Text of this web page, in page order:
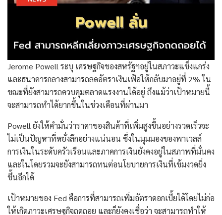
Jerome Powell ระบุ เศรษฐกิจของสหรัฐฯอยู่ในสภาวะแข็งแกร่ง
และธนาคารกลางสามารถลดอัตราเงินเฟ้อให้กลับมาอยู่ที่ 2% ใน
ขณะที่ยังสามารถควบคุมตลาดแรงงานได้อยู่ ถึงแม้ว่าเป้าหมายนี้
จะสามารถทำได้ยากขึ้นในช่วงเดือนที่ผ่านมา
Powell ยังให้คำมั่นว่าราคาของสินค้าที่เพิ่มสูงขึ้นอย่างรวดเร็วจะ
ไม่เป็นปัญหาที่หยั่งลึกอย่างแน่นอน ซึ่งในมุมมองของพาเวลล์
การเงินในระดับครัวเรือนและภาคการเงินยังคงอยู่ในสภาพที่มั่นคง
และในโดยรวมจะยังสามารถทนต่อนโยบายการเงินที่เข้มงวดยิ่ง
ขึ้นอีกได้
เป้าหมายของ Fed คือการที่สามารถเพิ่มอัตราดอกเบี้ยได้โดยไม่ก่อ
ให้เกิดภาวะเศรษฐกิจถดถอย และก็ยังคงเชื่อว่า จะสามารถทำให้